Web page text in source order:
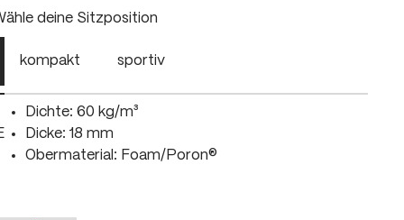
deine Sitzposition
kompakt sportiv
Dichte: 60 kg/m³
Dicke: 18 mm
Obermaterial: Foam/Poron®